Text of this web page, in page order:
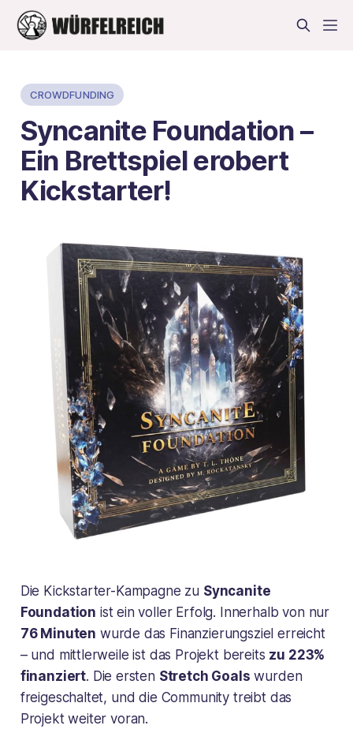
CROWDFUNDING
Syncanite Foundation –
Ein Brettspiel erobert
Kickstarter!
Die Kickstarter-Kampagne zu Syncanite
Foundation ist ein voller Erfolg. Innerhalb von nur
76 Minuten wurde das Finanzierungsziel erreicht
– und mittlerweile ist das Projekt bereits zu 223%
finanziert. Die ersten Stretch Goals wurden
freigeschaltet, und die Community treibt das
Projekt weiter voran.